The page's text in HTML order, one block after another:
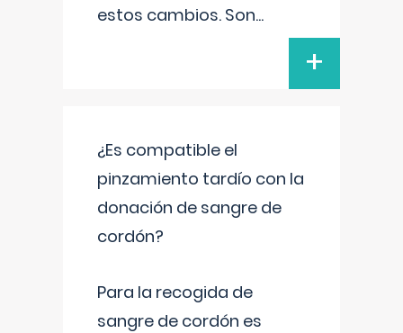
estos cambios. Son...
+
¿Es compatible el
pinzamiento tardío con la
donación de sangre de
cordón?
Para la recogida de
sangre de cordón es